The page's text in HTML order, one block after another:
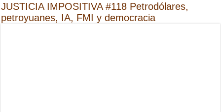
JUSTICIA IMPOSITIVA #118 Petrodólares,
petroyuanes, IA, FMI y democracia